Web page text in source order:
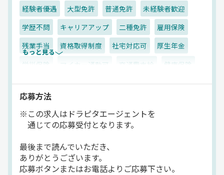
経験者優遇 大型免許 普通免許
未経験者歓迎
学歴不問
キャリアアップ 二種免許
雇用保険
残業手当
資格取得制度 社宅対応可
厚生年金
労災保険
マイカー通勤可 交通費支給
健康保険
夕方
高速バス
もっと見る
応募方法
※この求人はドラピタエージェントを
通じての応募受付となります。
最後まで読んでいただき、
ありがとうございます。
応募ボタンまたはお電話よりご応募下さい。